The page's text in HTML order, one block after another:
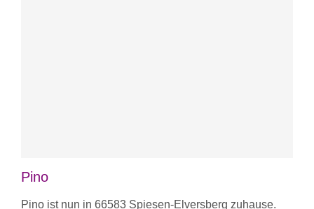
Pino
Pino ist nun in 66583 Spiesen-Elversberg zuhause.